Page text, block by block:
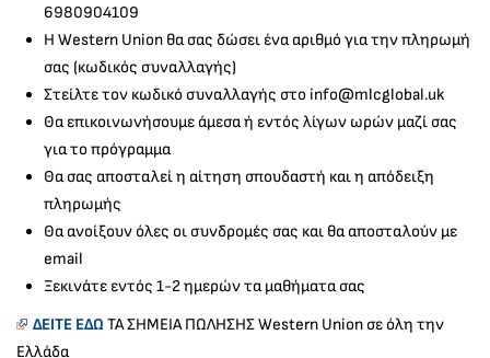
6980904109
H Western Union θα σας δώσει ένα αριθμό για την πληρωμή
σας (κωδικός συναλλαγής)
Στείλτε τον κωδικό συναλλαγής στο info@mlcglobal.uk
Θα επικοινωνήσουμε άμεσα ή εντός λίγων ωρών μαζί σας
για το πρόγραμμα
Θα σας αποσταλεί η αίτηση σπουδαστή και η απόδειξη
πληρωμής
Θα ανοίξουν όλες οι συνδρομές σας και θα αποσταλούν με
email
Ξεκινάτε εντός 1-2 ημερών τα μαθήματα σας
ΔΕΙΤΕ ΕΔΩ ΤΑ ΣΗΜΕΙΑ ΠΩΛΗΣΗΣ Western Union σε όλη την
Ελλάδα